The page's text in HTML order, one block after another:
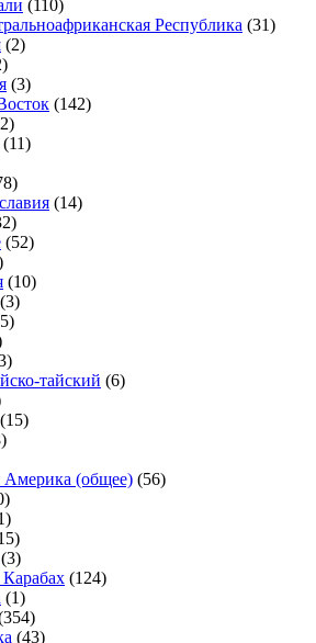
(110)
Республика (31)
(2)
(3)
(142)
(11)
(14)
(52)
(10)
(3)
тайский (6)
(15)
Америка (общее) (56)
(3)
(124)
(1)
(43)